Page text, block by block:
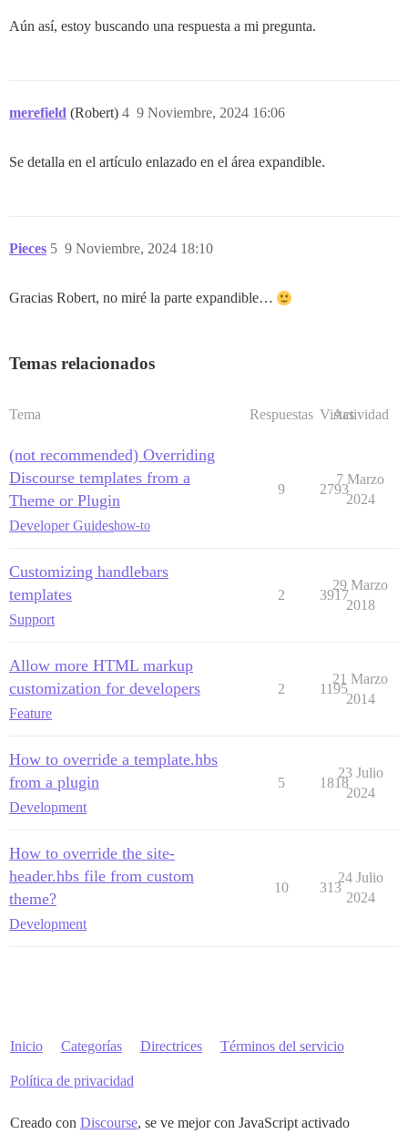
Aún así, estoy buscando una respuesta a mi pregunta.
merefield (Robert) 9 Noviembre, 2024 16:06
4
Se detalla en el artículo enlazado en el área expandible.
Pieces 9 Noviembre, 2024 18:10
5
Gracias Robert, no miré la parte expandible…
Temas relacionados
Tema Respuestas Vistas
Actividad
(not recommended) Overriding
Discourse templates from a
Theme or Plugin
Developer Guideshow-to
9 2793
7 Marzo
2024
Customizing handlebars
templates
Support
2 3917
29 Marzo
2018
Allow more HTML markup
customization for developers
Feature
2 1195
21 Marzo
2014
How to override a template.hbs
from a plugin
Development
5 1818
23 Julio
2024
How to override the site-
header.hbs file from custom
theme?
Development
10 313
24 Julio
2024
Inicio Categorías Directrices Términos del servicio
Política de privacidad
Creado con Discourse, se ve mejor con JavaScript activado